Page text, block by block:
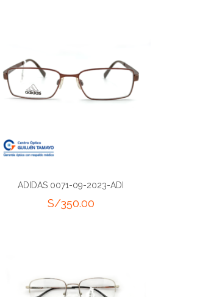
ADIDAS 0071-09-2023-ADI
S/350.00